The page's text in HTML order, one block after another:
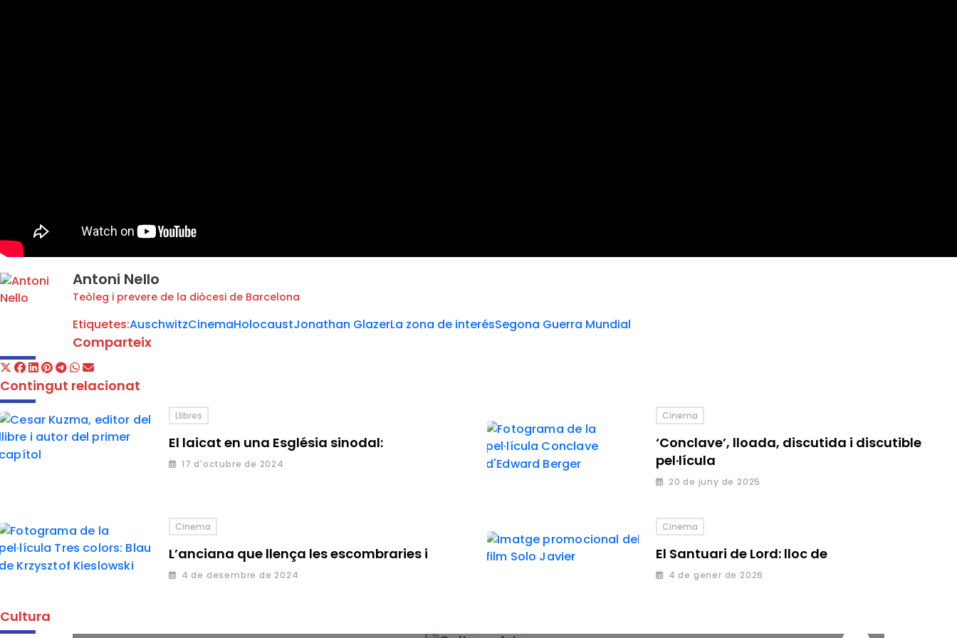
Antoni Nello
Teòleg i prevere de la diòcesi de Barcelona
Etiquetes:AuschwitzCinemaHolocaustJonathan GlazerLa zona de interésSegona Guerra Mundial
Comparteix
Contingut relacionat
Llibres
El laicat en una Església sinodal:
17 d'octubre de 2024
Cinema
‘Conclave’, lloada, discutida i discutible
pel·lícula
20 de juny de 2025
Cinema
L’anciana que llença les escombraries i
4 de desembre de 2024
Cinema
El Santuari de Lord: lloc de
4 de gener de 2026
Cultura